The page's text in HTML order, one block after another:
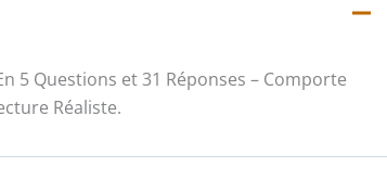
5 Questions et 31 Réponses – Comporte
Réaliste.